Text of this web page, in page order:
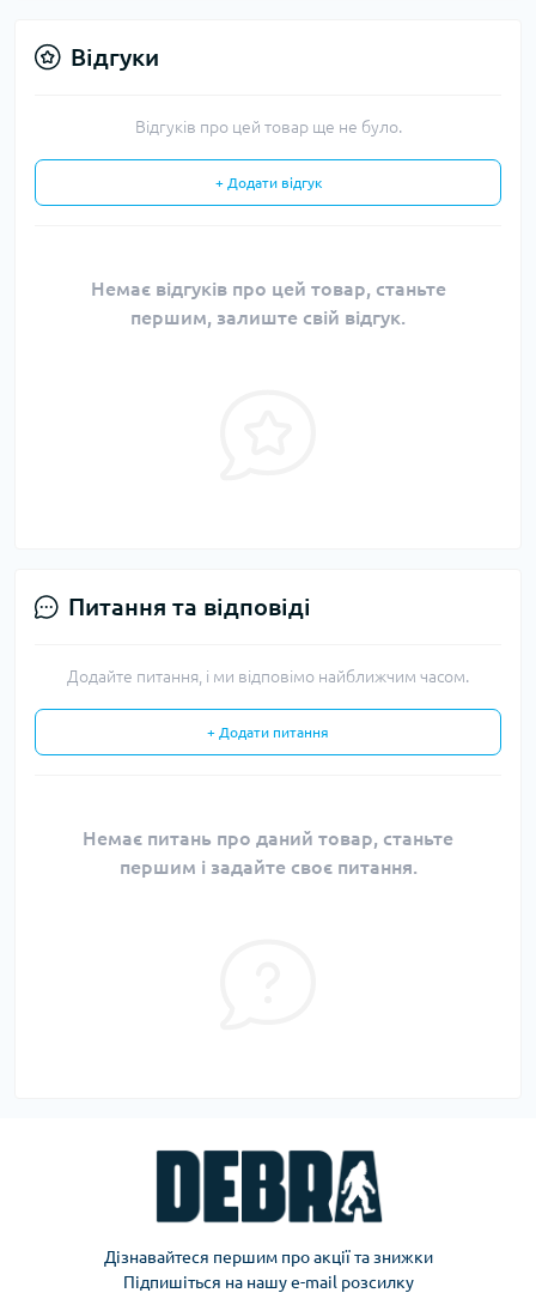
Відгуки
Відгуків про цей товар ще не було.
+ Додати відгук
Немає відгуків про цей товар, станьте
першим, залиште свій відгук.
Питання та відповіді
Додайте питання, і ми відповімо найближчим часом.
+ Додати питання
Немає питань про даний товар, станьте
першим і задайте своє питання.
Дізнавайтеся першим про акції та знижки
Підпишіться на нашу e-mail розсилку